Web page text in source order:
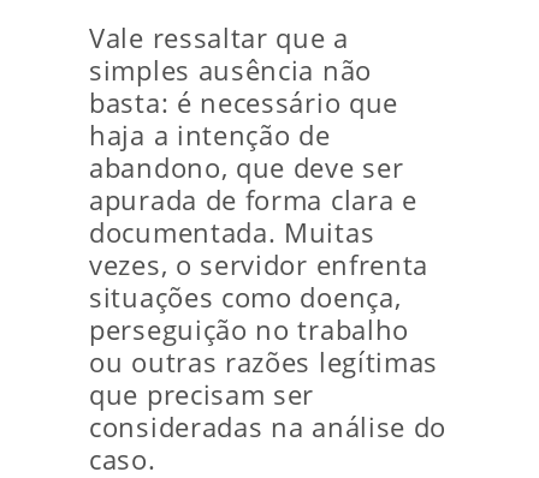
Vale ressaltar que a
simples ausência não
basta: é necessário que
haja a intenção de
abandono, que deve ser
apurada de forma clara e
documentada. Muitas
vezes, o servidor enfrenta
situações como doença,
perseguição no trabalho
ou outras razões legítimas
que precisam ser
consideradas na análise do
caso.